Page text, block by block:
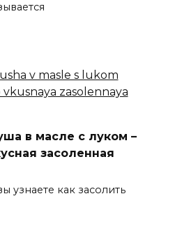
в масле с луком –
засоленная
узнаете как засолить